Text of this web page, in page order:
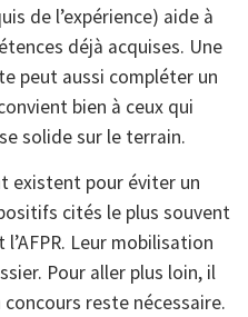
de l’expérience) aide à
déjà acquises. Une
peut aussi compléter un
bien à ceux qui
solide sur le terrain.
existent pour éviter un
cités le plus souvent
l’AFPR. Leur mobilisation
Pour aller plus loin, il
reste nécessaire.